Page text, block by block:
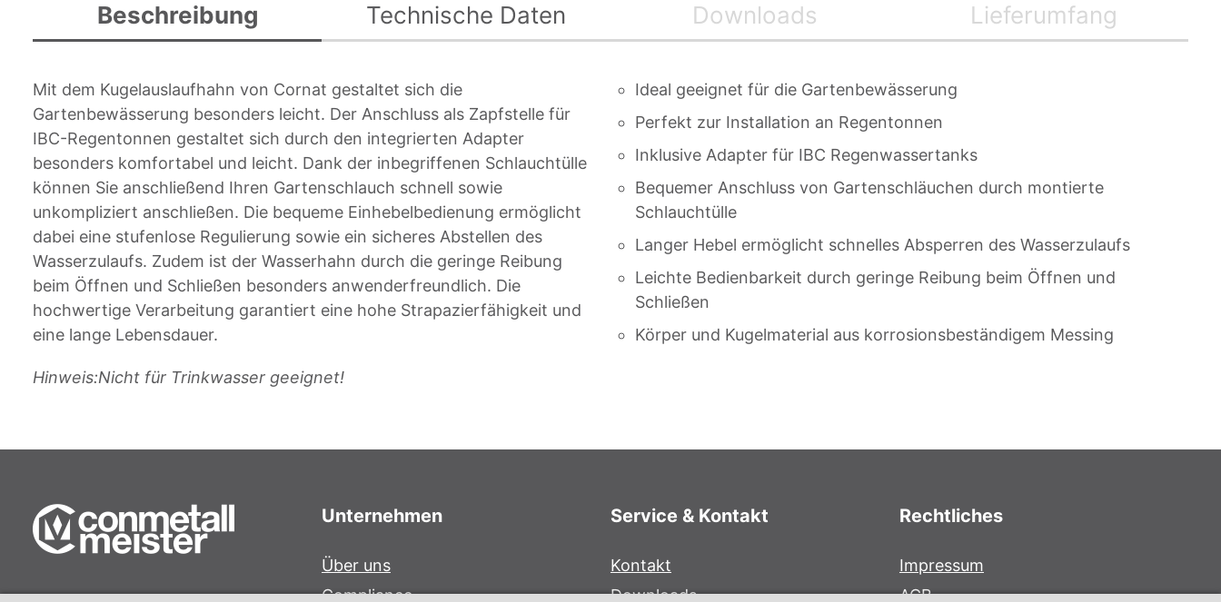
Bildgalerie
Beschreibung
Mit dem Kugelauslaufhahn von Cornat gestaltet sich die
Gartenbewässerung besonders leicht. Der Anschluss als Zapfstelle für
IBC-Regentonnen gestaltet sich durch den integrierten Adapter
besonders komfortabel und leicht. Dank der inbegriffenen Schlauchtülle
können Sie anschließend Ihren Gartenschlauch schnell sowie
unkompliziert anschließen. Die bequeme Einhebelbedienung ermöglicht
dabei eine stufenlose Regulierung sowie ein sicheres Abstellen des
Wasserzulaufs. Zudem ist der Wasserhahn durch die geringe Reibung
beim Öffnen und Schließen besonders anwenderfreundlich. Die
hochwertige Verarbeitung garantiert eine hohe Strapazierfähigkeit und
eine lange Lebensdauer.
Ideal geeignet für die Gartenbewässerung
Perfekt zur Installation an Regentonnen
Inklusive Adapter für IBC Regenwassertanks
Bequemer Anschluss von Gartenschläuchen durch montierte
Schlauchtülle
Langer Hebel ermöglicht schnelles Absperren des Wasserzulaufs
Leichte Bedienbarkeit durch geringe Reibung beim Öffnen und
Schließen
Körper und Kugelmaterial aus korrosionsbeständigem Messing
Hinweis:Nicht für Trinkwasser geeignet!
Technische Daten Downloads Lieferumfang
Unternehmen
Über uns
Compliance
Service & Kontakt
Kontakt
Downloads
Rechtliches
Impressum
AGB